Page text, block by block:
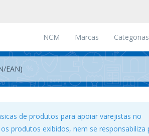
NCM Marcas Categorias
de produtos para apoiar varejistas no
produtos exibidos, nem se responsabiliza